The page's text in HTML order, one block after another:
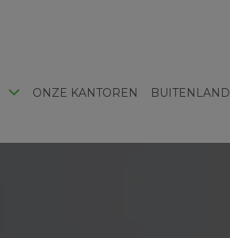
ONZE KANTOREN BUITENLAND